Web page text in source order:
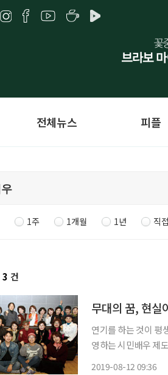
전체뉴스 피플
1주 1개월 1년 직
3 건
무대의 꿈, 현실
연기를 하는 것이 평
영하는 시민배우 제
2019-08-12 09:36